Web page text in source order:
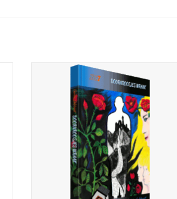
Doornroosjes wraak door Guido Eekhaut;
Snuffel-reeks 7; ISBN 978-90-78499-51-0;
103 blz.; 1e druk 2021; omslagill. Petra de
Vries; omslagontw. Ingrid Heit; voorz. van
bio-/bibliografie
TOEVOEGEN AAN WINKELWAGEN